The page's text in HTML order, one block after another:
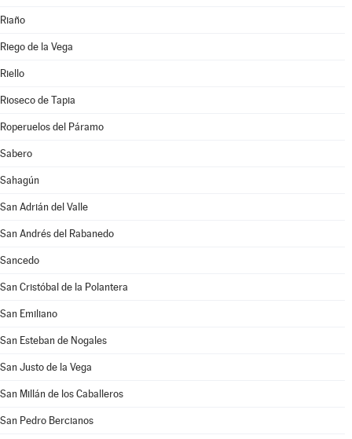
Riaño
Riego de la Vega
Riello
Rioseco de Tapia
Roperuelos del Páramo
Sabero
Sahagún
San Adrián del Valle
San Andrés del Rabanedo
Sancedo
San Cristóbal de la Polantera
San Emiliano
San Esteban de Nogales
San Justo de la Vega
San Millán de los Caballeros
San Pedro Bercianos